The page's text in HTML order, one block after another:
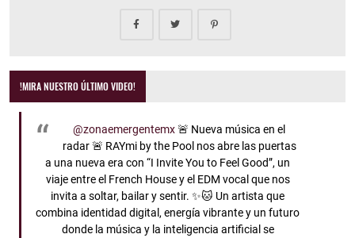
!MIRA NUESTRO ÚLTIMO VIDEO!
@zonaemergentemx🚨 Nueva música en el
radar 🚨 RAYmi by the Pool nos abre las puertas
a una nueva era con “I Invite You to Feel Good”, un
viaje entre el French House y el EDM vocal que nos
invita a soltar, bailar y sentir. ✨🐱 Un artista que
combina identidad digital, energía vibrante y un futuro
donde la música y la inteligencia artificial se